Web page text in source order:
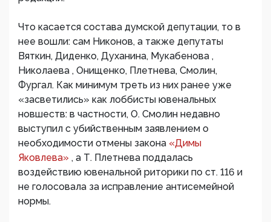
Что касается состава думской депутации, то в
нее вошли: сам Никонов, а также депутаты
Вяткин, Диденко, Духанина, Мукабенова ,
Николаева , Онищенко, Плетнева, Смолин,
Фургал. Как минимум треть из них ранее уже
«засветились» как лоббисты ювенальных
новшеств: в частности, О. Смолин недавно
выступил с убийственным заявлением о
необходимости отмены закона «Димы
Яковлева» , а Т. Плетнева поддалась
воздействию ювенальной риторики по ст. 116 и
не голосовала за исправление антисемейной
нормы.